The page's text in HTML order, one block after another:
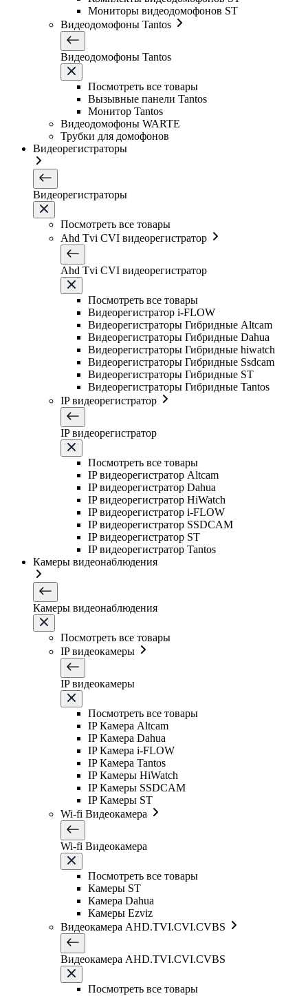
Мониторы видеодомофонов ST
Видеодомофоны Tantos
Видеодомофоны Tantos
Посмотреть все товары
Вызывные панели Tantos
Монитор Tantos
Видеодомофоны WARTE
Трубки для домофонов
Видеорегистраторы
Видеорегистраторы
Посмотреть все товары
Ahd Tvi CVI видеорегистратор
Ahd Tvi CVI видеорегистратор
Посмотреть все товары
Видеорегистратор i-FLOW
Видеорегистраторы Гибридные Altcam
Видеорегистраторы Гибридные Dahua
Видеорегистраторы Гибридные hiwatch
Видеорегистраторы Гибридные Ssdcam
Видеорегистраторы Гибридные ST
Видеорегистраторы Гибридные Tantos
IP видеорегистратор
IP видеорегистратор
Посмотреть все товары
IP видеорегистратор Altcam
IP видеорегистратор Dahua
IP видеорегистратор HiWatch
IP видеорегистратор i-FLOW
IP видеорегистратор SSDCAM
IP видеорегистратор ST
IP видеорегистратор Tantos
Камеры видеонаблюдения
Камеры видеонаблюдения
Посмотреть все товары
IP видеокамеры
IP видеокамеры
Посмотреть все товары
IP Камера Altcam
IP Камера Dahua
IP Камера i-FLOW
IP Камера Tantos
IP Камеры HiWatch
IP Камеры SSDCAM
IP Камеры ST
Wi-fi Видеокамера
Wi-fi Видеокамера
Посмотреть все товары
Камеры ST
Камера Dahua
Камеры Ezviz
Видеокамера AHD.TVI.CVI.CVBS
Видеокамера AHD.TVI.CVI.CVBS
Посмотреть все товары